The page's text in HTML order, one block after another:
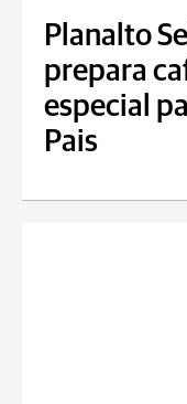
Planalto
prepara
especial
Pais